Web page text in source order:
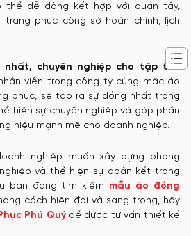
thể dễ dàng kết hợp với quần tây,
phục công sở hoàn chỉnh, lịch
nhất, chuyên nghiệp cho tập thể
viên trong công ty cùng mặc áo
phục, sẽ tạo ra sự đồng nhất trong
hiện sự chuyên nghiệp và góp phần
hiệu mạnh mẽ cho doanh nghiệp.
nghiệp muốn xây dựng phong
và thể hiện sự đoàn kết trong
bạn đang tìm kiếm mẫu áo đồng
cách hiện đại và sang trọng, hãy
Phú Quýđể được tư vấn thiết kế